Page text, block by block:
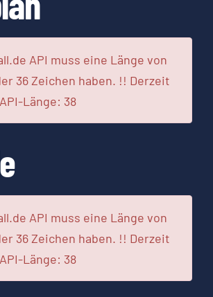
API muss eine Länge von
36 Zeichen haben. !! Derzeit
Länge: 38
API muss eine Länge von
36 Zeichen haben. !! Derzeit
Länge: 38